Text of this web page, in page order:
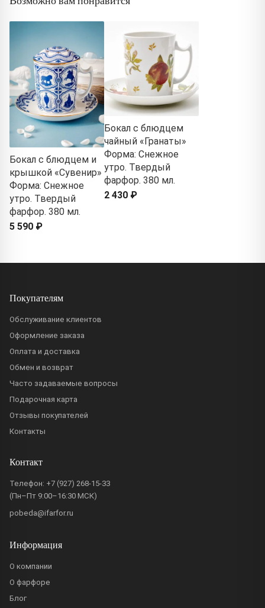
Бокал с блюдцем и
крышкой «Сувенир»
Форма: Снежное
утро. Твердый
фарфор. 380 мл.
5 590 ₽
Бокал с блюдцем
чайный «Гранаты»
Форма: Снежное
утро. Твердый
фарфор. 380 мл.
2 430 ₽
Покупателям
Обслуживание клиентов
Оформление заказа
Оплата и доставка
Обмен и возврат
Часто задаваемые вопросы
Подарочная карта
Отзывы покупателей
Контакты
Контакт
Телефон: +7 (927) 268-15-33
(Пн–Пт 9:00–16:30 МСК)
pobeda@ifarfor.ru
Информация
О компании
О фарфоре
Блог